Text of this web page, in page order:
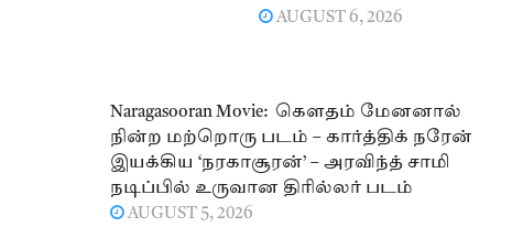
AUGUST 6, 2026
Naragasooran Movie: கௌதம் மேனனால்
நின்ற மற்றொரு படம் – கார்த்திக் நரேன்
இயக்கிய ‘நரகாசூரன்’ – அரவிந்த் சாமி
நடிப்பில் உருவான திரில்லர் படம்
AUGUST 5, 2026